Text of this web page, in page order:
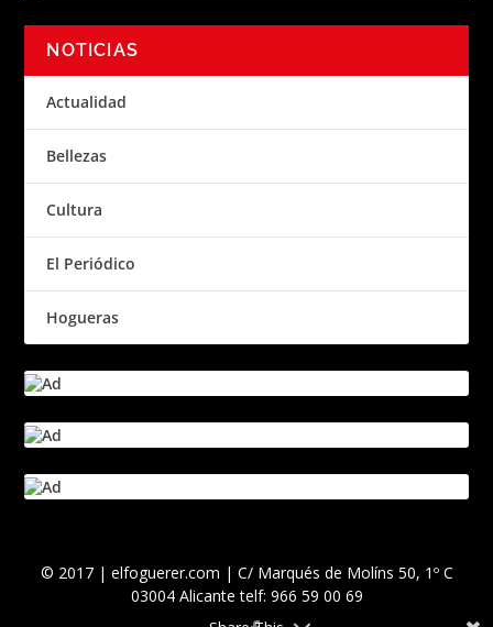
NOTICIAS
Actualidad
Bellezas
Cultura
El Periódico
Hogueras
© 2017 | elfoguerer.com | C/ Marqués de Molíns 50, 1º C
03004 Alicante telf: 966 59 00 69